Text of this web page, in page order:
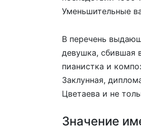
Уменьшительные
В перечень
девушка, сбившая
пианистка и
Заклунная,
Цветаева и не
Значение